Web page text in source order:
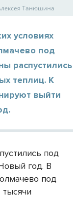
Танюшина
условиях
под
распустились
теплиц. К
выйти
под
год. В
под
тысячи